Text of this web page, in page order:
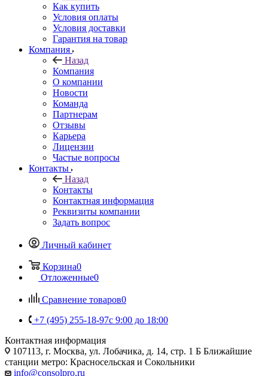
Как купить
Условия оплаты
Условия доставки
Гарантия на товар
Компания
Назад
Компания
О компании
Новости
Команда
Партнерам
Отзывы
Карьера
Лицензии
Частые вопросы
Контакты
Назад
Контакты
Контактная информация
Реквизиты компании
Задать вопрос
Личный кабинет
Корзина0
Отложенные0
Сравнение товаров0
+7 (495) 255-18-97с 9:00 до 18:00
Контактная информация
107113, г. Москва, ул. Лобачика, д. 14, стр. 1 Б Ближайшие
станции метро: Красносельская и Сокольники
info@consolpro.ru